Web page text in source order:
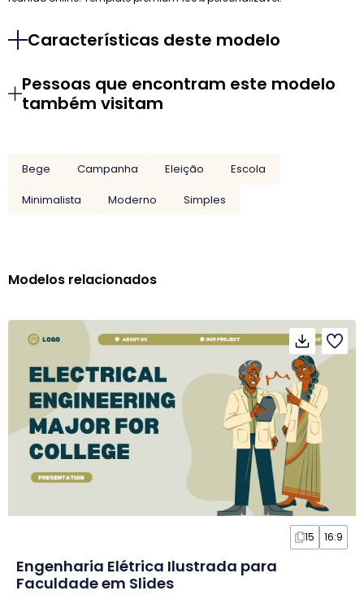
Características deste modelo
Pessoas que encontram este modelo
também visitam
Bege Campanha Eleição
Escola
Minimalista
Moderno Simples
Modelos relacionados
15 16:9
Engenharia Elétrica Ilustrada para
Faculdade em Slides